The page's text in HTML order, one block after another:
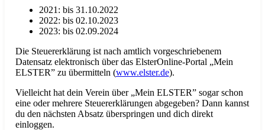
2021: bis 31.10.2022
2022: bis 02.10.2023
2023: bis 02.09.2024
Die Steuererklärung ist nach amtlich vorgeschriebenem
Datensatz elektronisch über das ElsterOnline-Portal „Mein
ELSTER” zu übermitteln (www.elster.de).
Vielleicht hat dein Verein über „Mein ELSTER” sogar schon
eine oder mehrere Steuererklärungen abgegeben? Dann kannst
du den nächsten Absatz überspringen und dich direkt
einloggen.